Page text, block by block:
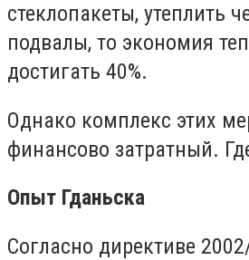
стеклопакеты, утеплить
подвалы, то экономия
достигать 40%.
Однако комплекс этих
финансово затратный.
Опыт Гданьска
Согласно директиве